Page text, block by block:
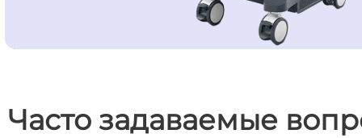
Часто задаваемые